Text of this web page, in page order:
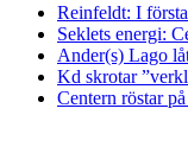
Reinfeldt: I
Seklets energi:
Ander(s) Lago
Kd skrotar
Centern röstar